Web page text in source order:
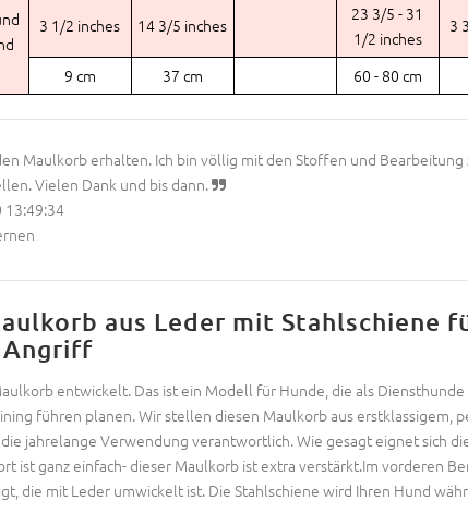
3 1/2 inches 14 3/5 inches
23 3/5 - 31
1/2 inches
3
9 cm 37 cm 60 - 80 cm
Maulkorb erhalten. Ich bin völlig mit den Stoffen und
Vielen Dank und bis dann.
13:49:34
aus Leder mit Stahlschiene
Angriff
entwickelt. Das ist ein Modell für Hunde, die als
führen planen. Wir stellen diesen Maulkorb aus erstklassigem,
jahrelange Verwendung verantwortlich. Wie gesagt eignet sich
ist ganz einfach- dieser Maulkorb ist extra verstärkt.Im vorderen
die mit Leder umwickelt ist. Die Stahlschiene wird Ihren Hund